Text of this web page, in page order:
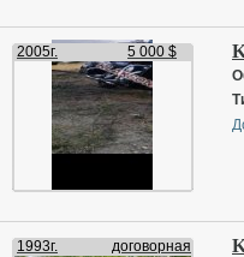
2005г. 5 000 $
1993г. договорная